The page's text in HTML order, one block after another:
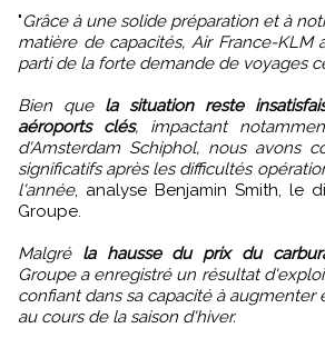
"Grâce à une solide préparation et à
matière de capacités, Air France-
parti de la forte demande de voyages
Bien que la situation reste
aéroports clés, impactant
d'Amsterdam Schiphol, nous avons
significatifs après les difficultés
l'année, analyse Benjamin Smith, le
Groupe.
Malgré la hausse du prix du
Groupe a enregistré un résultat
confiant dans sa capacité à augmenter
au cours de la saison d'hiver.